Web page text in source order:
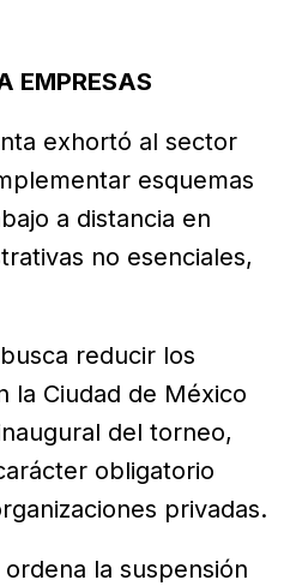
EMPRESAS
exhortó al sector
esquemas
a distancia en
no esenciales,
reducir los
la Ciudad de México
del torneo,
obligatorio
privadas.
la suspensión